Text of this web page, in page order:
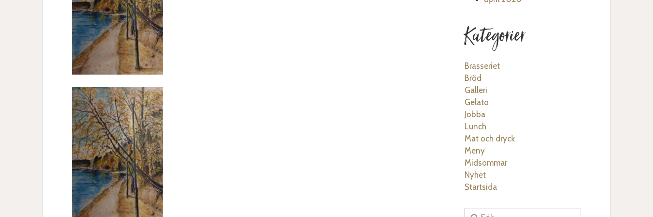
Kategorier
Brasseriet
Bröd
Galleri
Gelato
Jobba
Lunch
Mat och dryck
Meny
Midsommar
Nyhet
Startsida